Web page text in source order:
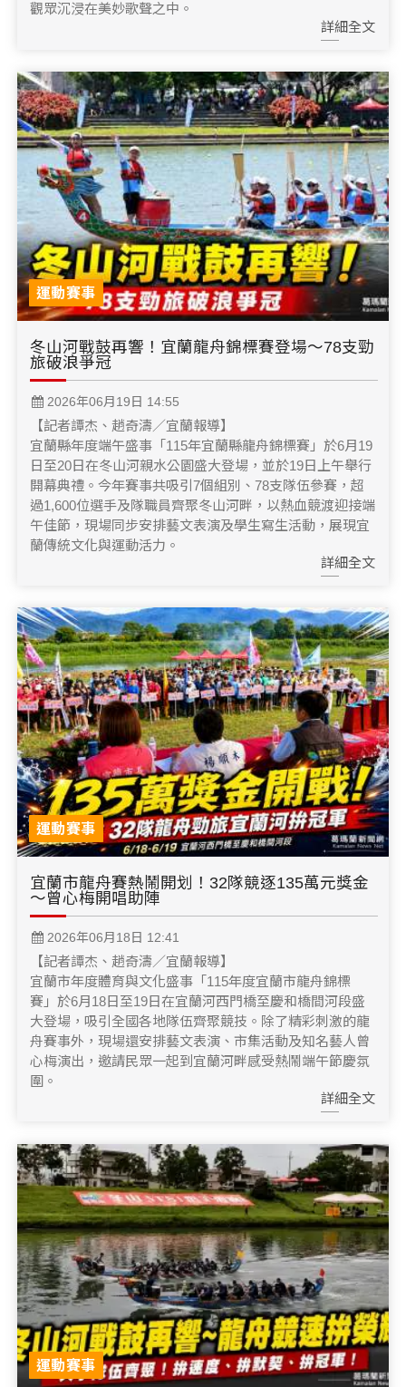
觀眾沉浸在美妙歌聲之中。
詳細全文
運動賽事
冬山河戰鼓再響！宜蘭龍舟錦標賽登場～78支勁
旅破浪爭冠
2026年06月19日 14:55
【記者譚杰、趙奇濤／宜蘭報導】
宜蘭縣年度端午盛事「115年宜蘭縣龍舟錦標賽」於6月19
日至20日在冬山河親水公園盛大登場，並於19日上午舉行
開幕典禮。今年賽事共吸引7個組別、78支隊伍參賽，超
過1,600位選手及隊職員齊聚冬山河畔，以熱血競渡迎接端
午佳節，現場同步安排藝文表演及學生寫生活動，展現宜
蘭傳統文化與運動活力。
詳細全文
運動賽事
宜蘭市龍舟賽熱鬧開划！32隊競逐135萬元獎金
～曾心梅開唱助陣
2026年06月18日 12:41
【記者譚杰、趙奇濤／宜蘭報導】
宜蘭市年度體育與文化盛事「115年度宜蘭市龍舟錦標
賽」於6月18日至19日在宜蘭河西門橋至慶和橋間河段盛
大登場，吸引全國各地隊伍齊聚競技。除了精彩刺激的龍
舟賽事外，現場還安排藝文表演、市集活動及知名藝人曾
心梅演出，邀請民眾一起到宜蘭河畔感受熱鬧端午節慶氛
圍。
詳細全文
運動賽事